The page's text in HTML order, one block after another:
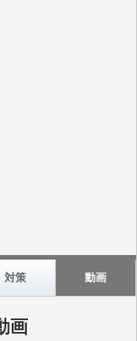
対策 動画
画